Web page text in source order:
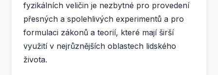
fyzikálních veličin je nezbytné pro provedení
přesných a spolehlivých experimentů a pro
formulaci zákonů a teorií, které mají širší
využití v nejrůznějších oblastech lidského
života.